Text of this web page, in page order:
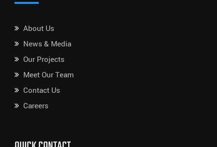
About Us
News & Media
Our Projects
Meet Our Team
Contact Us
Careers